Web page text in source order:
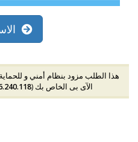
الآى بى الخاص بك (